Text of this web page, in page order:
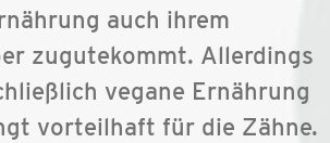
auch ihrem
zugutekommt. Allerdings
vegane Ernährung
vorteilhaft für die Zähne.